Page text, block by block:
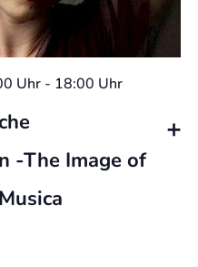
-The Image of
Uhr- 18:00 Uhr